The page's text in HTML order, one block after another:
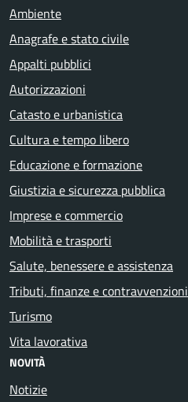
Ambiente
Anagrafe e stato civile
Appalti pubblici
Autorizzazioni
Catasto e urbanistica
Cultura e tempo libero
Educazione e formazione
Giustizia e sicurezza pubblica
Imprese e commercio
Mobilità e trasporti
Salute, benessere e assistenza
Tributi, finanze e contravvenzioni
Turismo
Vita lavorativa
NOVITÀ
Notizie